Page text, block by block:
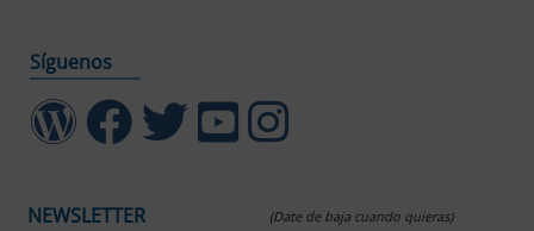
Síguenos
NEWSLETTER (Date de baja cuando quieras)